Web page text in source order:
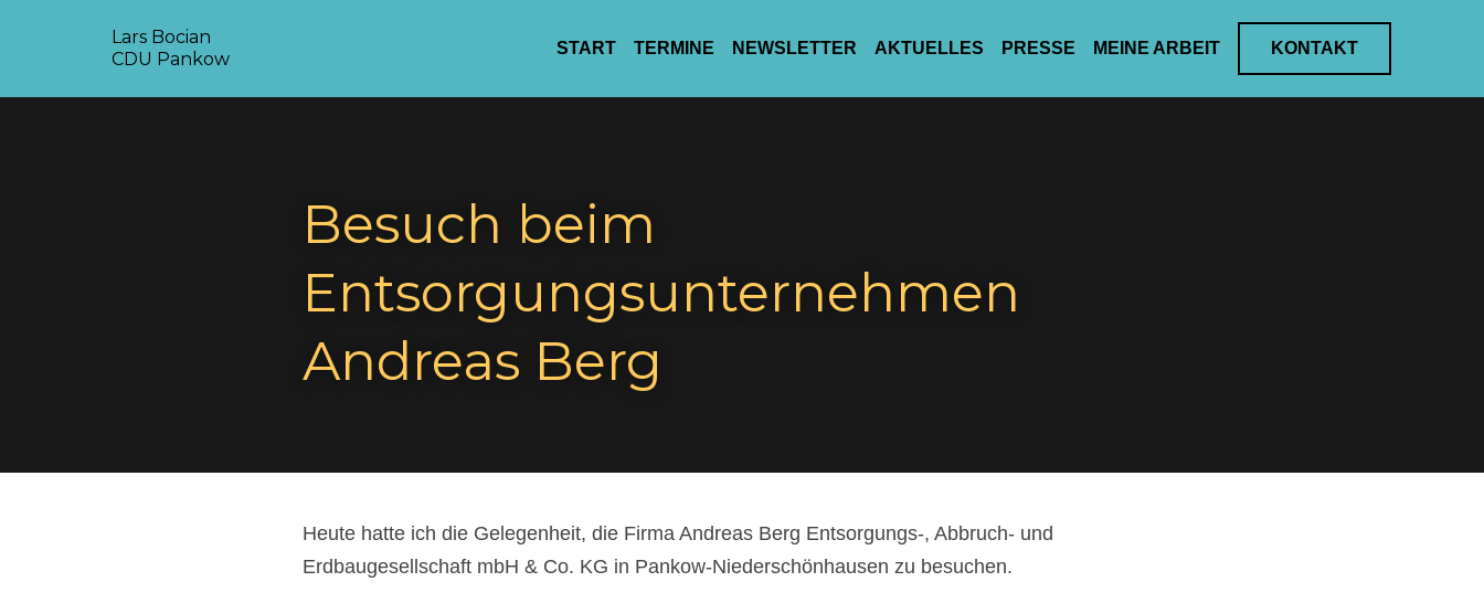
START TERMINE NEWSLETTER AKTUELLES PRESSE MEINE ARBEIT KONTAKT
Besuch beim
Entsorgungsunternehmen
Andreas Berg
Heute hatte ich die Gelegenheit, die Firma Andreas Berg Entsorgungs-, Abbruch- und
Erdbaugesellschaft mbH & Co. KG in Pankow-Niederschönhausen zu besuchen.